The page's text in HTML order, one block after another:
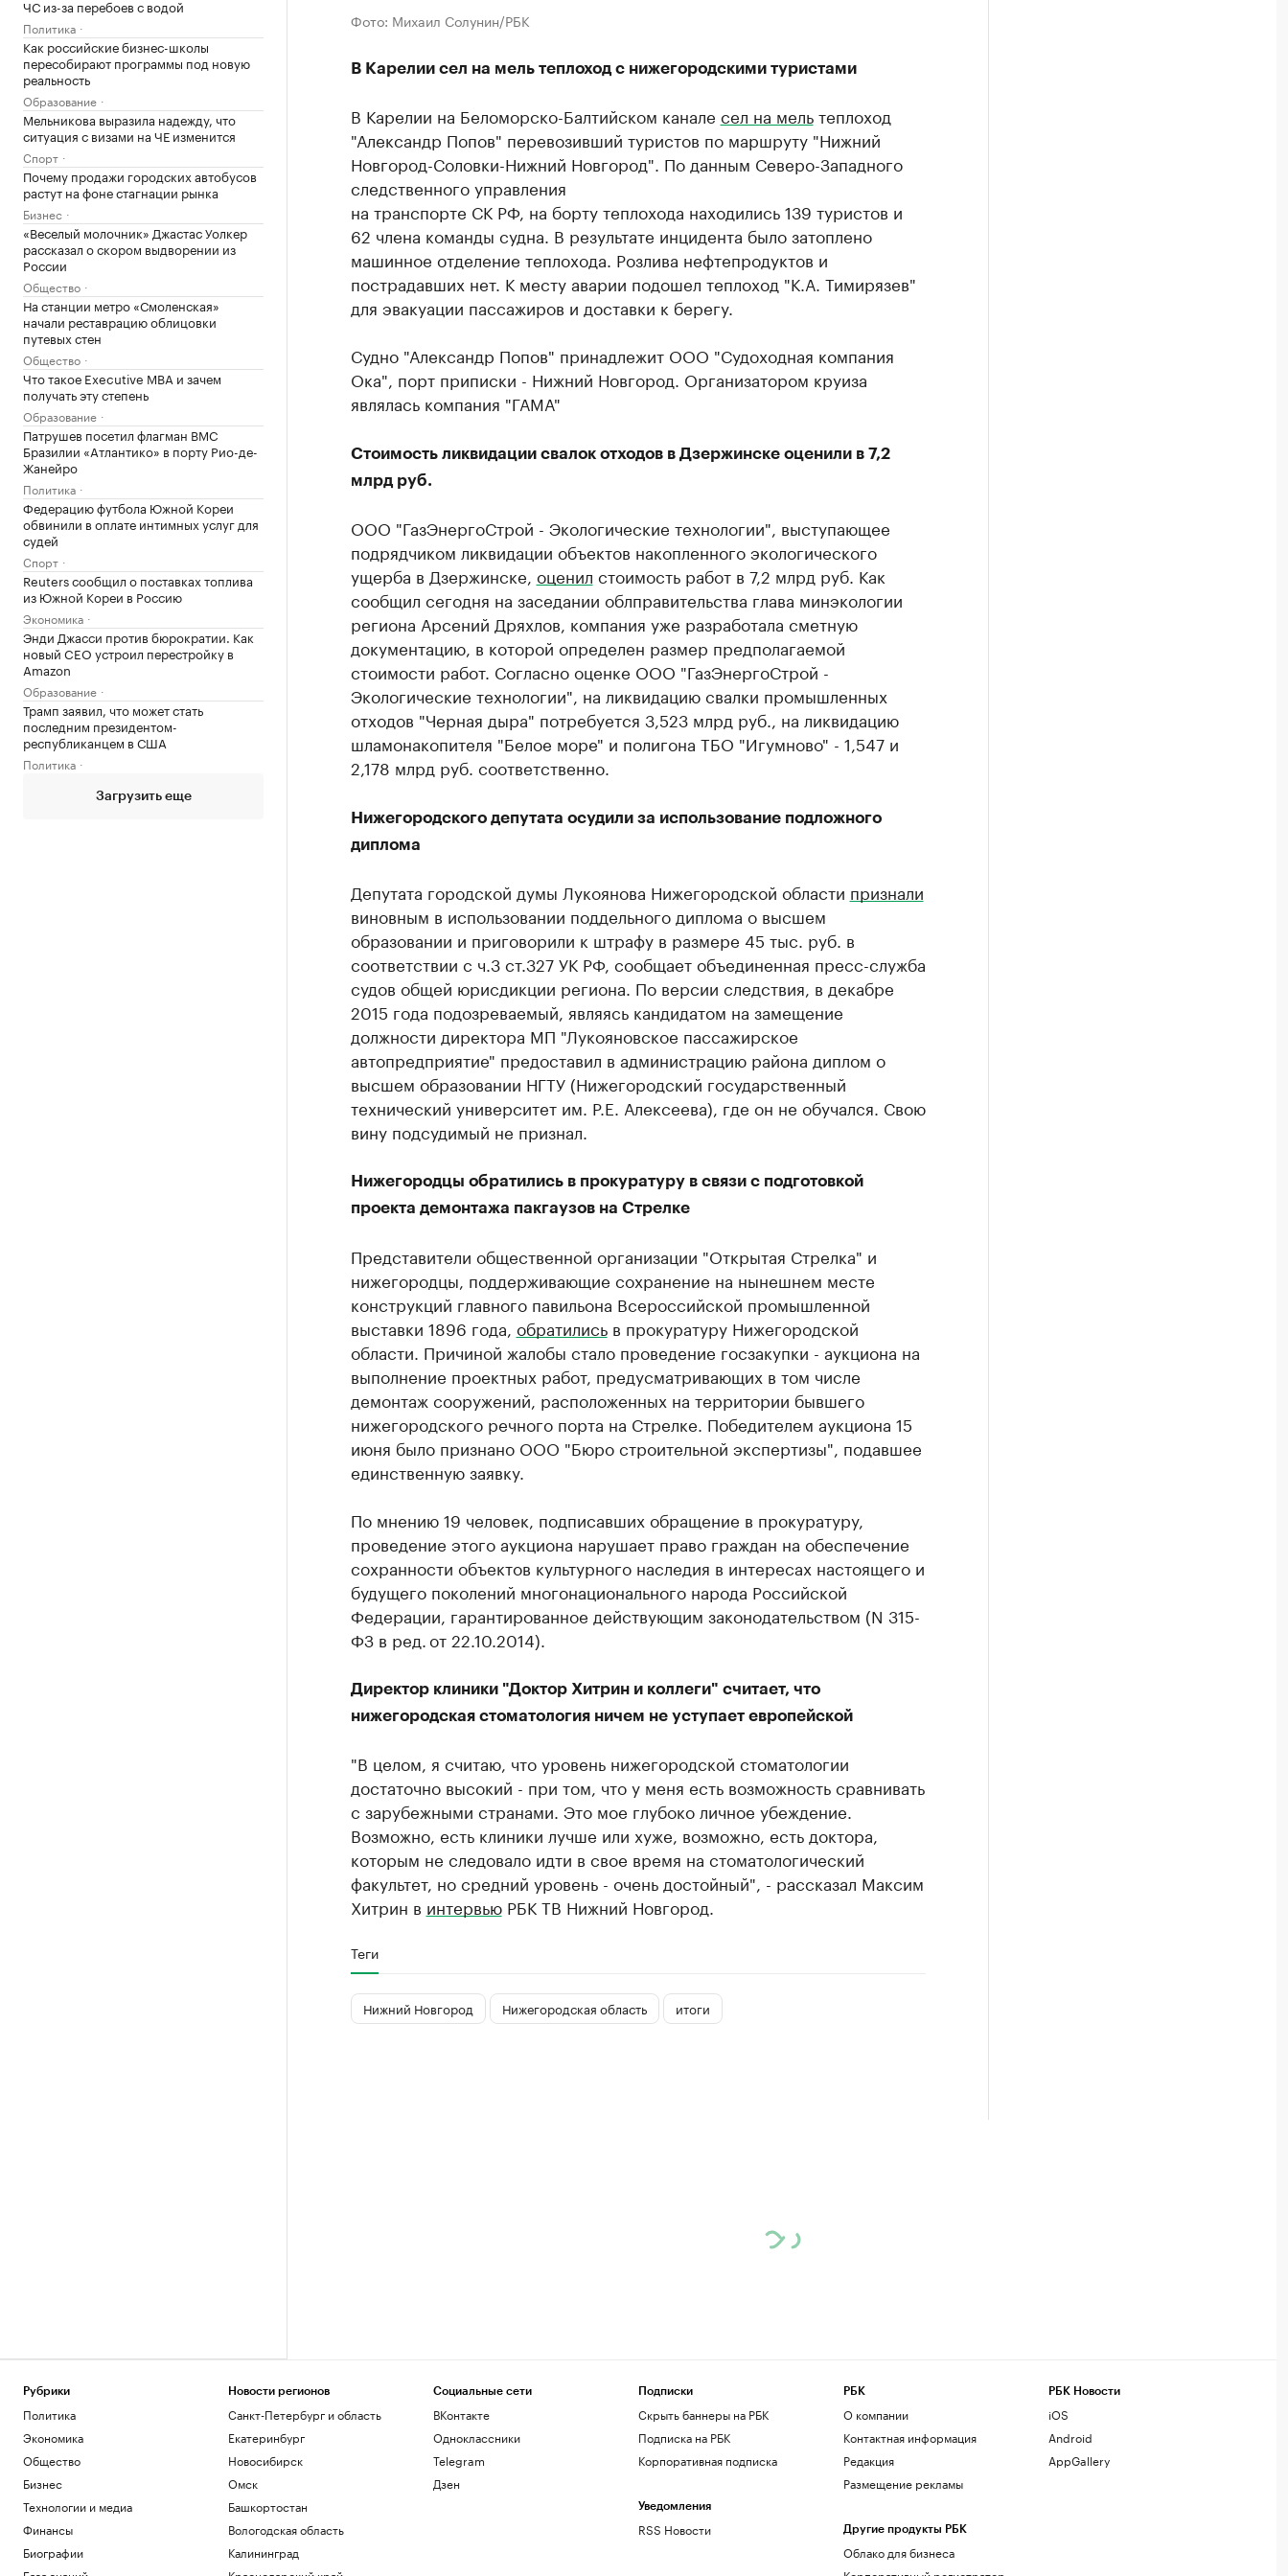
ЧС из-за перебоев с водой
Политика
Как российские бизнес-школы
пересобирают программы под новую
реальность
Образование
Мельникова выразила надежду, что
ситуация с визами на ЧЕ изменится
Спорт
Почему продажи городских автобусов
растут на фоне стагнации рынка
Бизнес
«Веселый молочник» Джастас Уолкер
рассказал о скором выдворении из
России
Общество
На станции метро «Смоленская»
начали реставрацию облицовки
путевых стен
Общество
Что такое Executive MBA и зачем
получать эту степень
Образование
Патрушев посетил флагман ВМС
Бразилии «Атлантико» в порту Рио-де-
Жанейро
Политика
Федерацию футбола Южной Кореи
обвинили в оплате интимных услуг для
судей
Спорт
Reuters сообщил о поставках топлива
из Южной Кореи в Россию
Экономика
Энди Джасси против бюрократии. Как
новый CEO устроил перестройку в
Amazon
Образование
Трамп заявил, что может стать
последним президентом-
республиканцем в США
Политика
Загрузить еще
Фото: Михаил Солунин/РБК
В Карелии сел на мель теплоход с нижегородскими туристами
В Карелии на Беломорско-Балтийском канале сел на мельтеплоход ​
"Александр Попов" перевозивший туристов по маршруту "Нижний
Новгород-Соловки-Нижний Новгород". По данным Северо-Западного
следственного управления
на транспорте СК РФ, на борту теплохода находились 139 туристов и
62 члена команды судна. В результате инцидента было затоплено
машинное отделение теплохода. Розлива нефтепродуктов и
пострадавших нет. К месту аварии подошел теплоход "К.А. Тимирязев"
для эвакуации пассажиров и доставки к берегу.
Судно ​"Александр Попов" ​принадлежит ООО "Судоходная компания
Ока", порт приписки - Нижний Новгород. Организатором круиза
являлась компания "ГАМА"
Стоимость ликвидации свалок отходов в Дзержинске оценили в 7,2
млрд руб.
ООО "ГазЭнергоСтрой - Экологические технологии", выступающее
подрядчиком ликвидации объектов накопленного экологического
ущерба в Дзержинске, оценил стоимость работ в 7,2 млрд руб. Как
сообщил сегодня на заседании облправительства глава минэкологии
региона Арсений Дряхлов, компания уже разработала сметную
документацию, в которой определен размер предполагаемой
стоимости работ. Согласно оценке ООО "ГазЭнергоСтрой -
Экологические технологии", на ликвидацию свалки промышленных
отходов "Черная дыра" потребуется 3,523 млрд руб., на ликвидацию
шламонакопителя "Белое море" и полигона ТБО "Игумново" - 1,547 и
2,178 млрд руб. соответственно.
Нижегородского депутата осудили за использование подложного
диплома
Депутата городской думы Лукоянова Нижегородской области признали
виновным в использовании поддельного диплома о высшем
образовании и приговорили к штрафу в размере 45 тыс. руб. в
соответствии с ч.3 ст.327 УК РФ, сообщает объединенная пресс-служба
судов общей юрисдикции региона. По версии следствия, в декабре
2015 года подозреваемый, являясь кандидатом на замещение
должности директора МП "Лукояновское пассажирское
автопредприятие" предоставил в администрацию района диплом о
высшем образовании НГТУ (Нижегородский государственный
технический университет им. Р.Е. Алексеева), где он не обучался. Свою
вину подсудимый не признал.
Нижегородцы обратились в прокуратуру в связи с подготовкой
проекта демонтажа пакгаузов на Стрелке
Представители общественной организации "Открытая Стрелка" и
нижегородцы, поддерживающие сохранение на нынешнем месте
конструкций главного павильона Всероссийской промышленной
выставки 1896 года, обратилисьв прокуратуру Нижегородской
области. Причиной жалобы стало проведение госзакупки - аукциона на
выполнение проектных работ, предусматривающих в том числе
демонтаж сооружений, расположенных на территории бывшего
нижегородского речного порта на Стрелке. Победителем аукциона 15
июня было признано ООО "Бюро строительной экспертизы", подавшее
единственную заявку.
По мнению 19 человек, подписавших обращение в прокуратуру,
проведение этого аукциона нарушает право граждан на обеспечение
сохранности объектов культурного наследия в интересах настоящего и
будущего поколений многонационального народа Российской
Федерации, гарантированное действующим законодательством (N 315-
ФЗ в ред. от 22.10.2014).
Директор клиники "Доктор Хитрин и коллеги" считает, что
нижегородская стоматология ничем не уступает европейской
"В целом, я считаю, что уровень нижегородской стоматологии
достаточно высокий - при том, что у меня есть возможность сравнивать
с зарубежными странами. Это мое глубоко личное убеждение.
Возможно, есть клиники лучше или хуже, возможно, есть доктора,
которым не следовало идти в свое время на стоматологический
факультет, но средний уровень - очень достойный", - рассказал Максим
Хитрин в интервьюРБК ТВ Нижний Новгород.
Теги
Нижний Новгород Нижегородская область итоги
Рубрики
Политика
Экономика
Общество
Бизнес
Технологии и медиа
Финансы
Биографии
Новости регионов
Санкт-Петербург и область
Екатеринбург
Новосибирск
Омск
Башкортостан
Вологодская область
Калининград
Социальные сети
ВКонтакте
Одноклассники
Telegram
Дзен
Подписки
Скрыть баннеры на РБК
Подписка на РБК
Корпоративная подписка
Уведомления
RSS Новости
РБК
О компании
Контактная информация
Редакция
Размещение рекламы
Другие продукты РБК
Облако для бизнеса
РБК Новости
iOS
Android
AppGallery